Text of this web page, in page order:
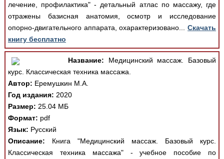
лечение, профилактика" - детальный атлас по массажу, где
отражены базисная анатомия, осмотр и исследование
опорно-двигательного аппарата, охарактеризовано...Скачать
книгу бесплатно
Название: Медицинский массаж. Базовый
курс. Классическая техника массажа.
Автор: Еремушкин М.А.
Год издания: 2020
Размер: 25.04 МБ
Формат: pdf
Язык: Русский
Описание: Книга "Медицинский массаж. Базовый курс.
Классическая техника массажа" - учебное пособие по